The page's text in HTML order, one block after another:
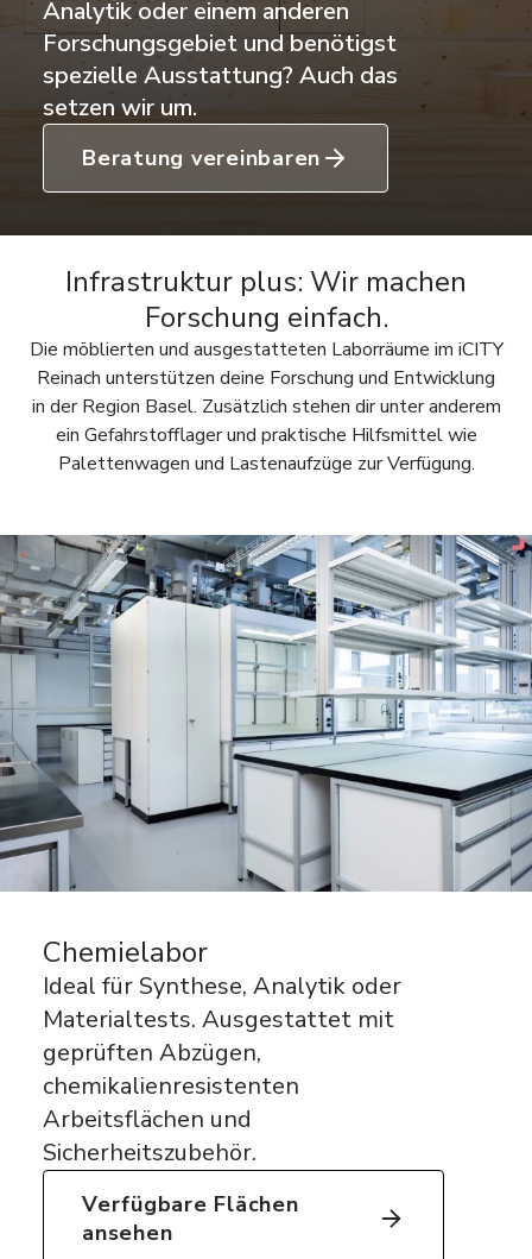
Analytik oder einem anderen
Forschungsgebiet und benötigst
spezielle Ausstattung? Auch das
setzen wir um.
Beratung vereinbaren
Infrastruktur plus: Wir machen
Forschung einfach.
Die möblierten und ausgestatteten Laborräume im iCITY
Reinach unterstützen deine Forschung und Entwicklung
in der Region Basel. Zusätzlich stehen dir unter anderem
ein Gefahrstofflager und praktische Hilfsmittel wie
Palettenwagen und Lastenaufzüge zur Verfügung.
Chemielabor
Ideal für Synthese, Analytik oder
Materialtests. Ausgestattet mit
geprüften Abzügen,
chemikalienresistenten
Arbeitsflächen und
Sicherheitszubehör.
Verfügbare Flächen
ansehen